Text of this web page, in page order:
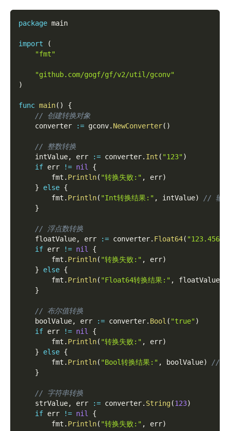
package main
import
(
"fmt"
"github.com/gogf/gf/v2/util/gconv"
)
func main( )
{
// 创建转换对象
	converter
:= gconv. NewConverter( )
// 整数转换
	intValue
, err := converter. Int ( "123")
if err != nil
{
		fmt
. Println( "转换失败:" , err)
}
else {
		fmt
. Println( "Int转换结果:" , intValue)
// 输
}
// 浮点数转换
	floatValue
, err := converter. Float64( "123.456"
if err != nil
{
		fmt
. Println( "转换失败:" , err)
}
else {
		fmt
. Println( "Float64转换结果:" , floatValue
}
// 布尔值转换
	boolValue
, err := converter. Bool ( "true")
if err != nil
{
		fmt
. Println( "转换失败:" , err)
}
else {
		fmt
. Println( "Bool转换结果:" , boolValue)
//
}
// 字符串转换
	strValue
, err := converter. String(123)
if err != nil
{
		fmt
. Println( "转换失败:" , err)